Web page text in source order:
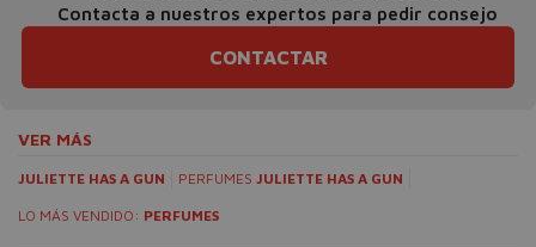
Contacta a nuestros expertos para pedir consejo
CONTACTAR
VER MÁS
JULIETTE HAS A GUN PERFUMES JULIETTE HAS A GUN
LO MÁS VENDIDO: PERFUMES